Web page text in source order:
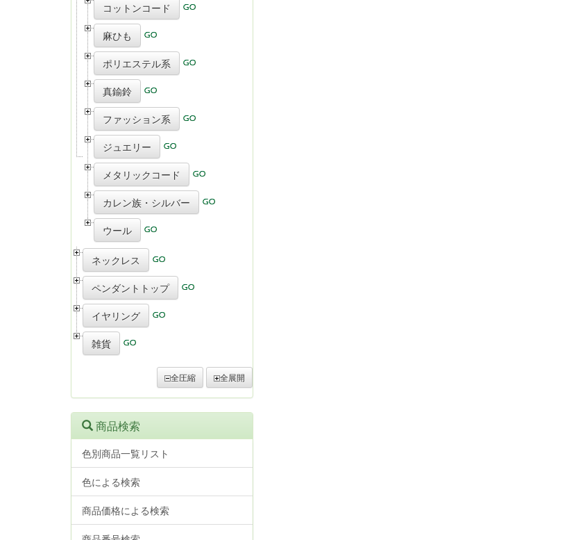
コットンコード
麻ひも
ポリエステル系
真鍮鈴
ファッション系
ジュエリー
メタリックコード
カレン族・シルバー
ウール
ネックレス
ペンダントトップ
イヤリング
雑貨
全圧縮 全展開
商品検索
色別商品一覧リスト
色による検索
商品価格による検索